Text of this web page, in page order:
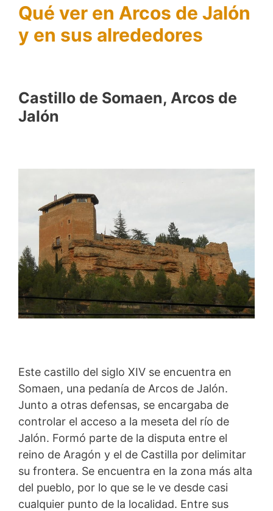
Qué ver en Arcos de Jalón
y en sus alrededores
Castillo de Somaen, Arcos de
Jalón
Este castillo del siglo XIV se encuentra en
Somaen, una pedanía de Arcos de Jalón.
Junto a otras defensas, se encargaba de
controlar el acceso a la meseta del río de
Jalón. Formó parte de la disputa entre el
reino de Aragón y el de Castilla por delimitar
su frontera. Se encuentra en la zona más alta
del pueblo, por lo que se le ve desde casi
cualquier punto de la localidad. Entre sus